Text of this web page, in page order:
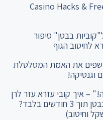
Casino Hacks &
מ-28% שומן ל"קוביות בבטן" סיפור
לחיטוב הגוף
את האמת המטלטלת
וגנטיקה!
– איך קובי עזרא עזר לרן
לחטב את הגוף ולגלות את הקוביות בבטן תוך 3 חודשים בלבד?
וחיטוב)